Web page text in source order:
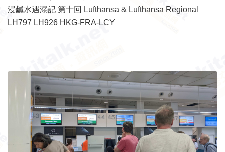
浸鹹水遇溺記 第十回 Lufthansa & Lufthansa Regional
LH797 LH926 HKG-FRA-LCY